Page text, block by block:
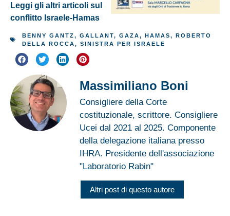
Leggi gli altri articoli sul
conflitto Israele-Hamas
BENNY GANTZ, GALLANT, GAZA, HAMAS, ROBERTO
DELLA ROCCA, SINISTRA PER ISRAELE
Massimiliano Boni
Consigliere della Corte
costituzionale, scrittore. Consigliere
Ucei dal 2021 al 2025. Componente
della delegazione italiana presso
IHRA. Presidente dell'associazione
"Laboratorio Rabin"
Altri post di questo autore